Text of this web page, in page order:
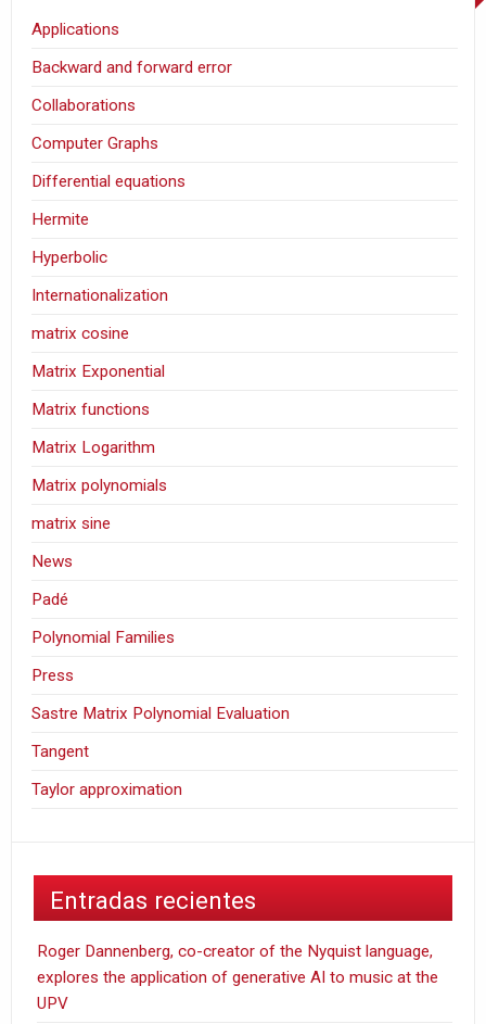
Applications
Backward and forward error
Collaborations
Computer Graphs
Differential equations
Hermite
Hyperbolic
Internationalization
matrix cosine
Matrix Exponential
Matrix functions
Matrix Logarithm
Matrix polynomials
matrix sine
News
Padé
Polynomial Families
Press
Sastre Matrix Polynomial Evaluation
Tangent
Taylor approximation
Entradas recientes
Roger Dannenberg, co-creator of the Nyquist language,
explores the application of generative AI to music at the
UPV